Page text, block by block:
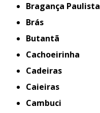
Bragança Paulista
Brás
Butantã
Cachoeirinha
Cadeiras
Caieiras
Cambuci